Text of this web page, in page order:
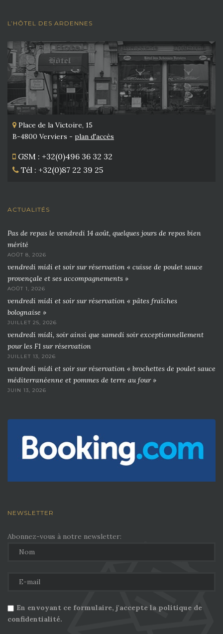
L’HÔTEL DES ARDENNES
Place de la Victoire, 15
B-4800 Verviers - plan d'accès
GSM : +32(0)496 36 32 32
Tél : +32(0)87 22 39 25
ACTUALITÉS
Pas de repas le vendredi 14 août, quelques jours de repos bien
mérité
AOÛT 8, 2026
vendredi midi et soir sur réservation « cuisse de poulet sauce
provençale et ses accompagnements »
AOÛT 1, 2026
vendredi midi et soir sur réservation « pâtes fraîches
bolognaise »
JUILLET 25, 2026
vendredi midi, soir ainsi que samedi soir exceptionnellement
pour les F1 sur réservation
JUILLET 13, 2026
vendredi midi et soir sur réservation « brochettes de poulet sauce
méditerranéenne et pommes de terre au four »
JUIN 13, 2026
NEWSLETTER
Abonnez-vous à notre newsletter:
En envoyant ce formulaire, j'accepte la politique de
confidentialité.